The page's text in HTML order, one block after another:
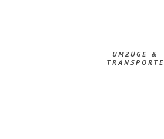
UMZÜGE &
TRANSPORTE